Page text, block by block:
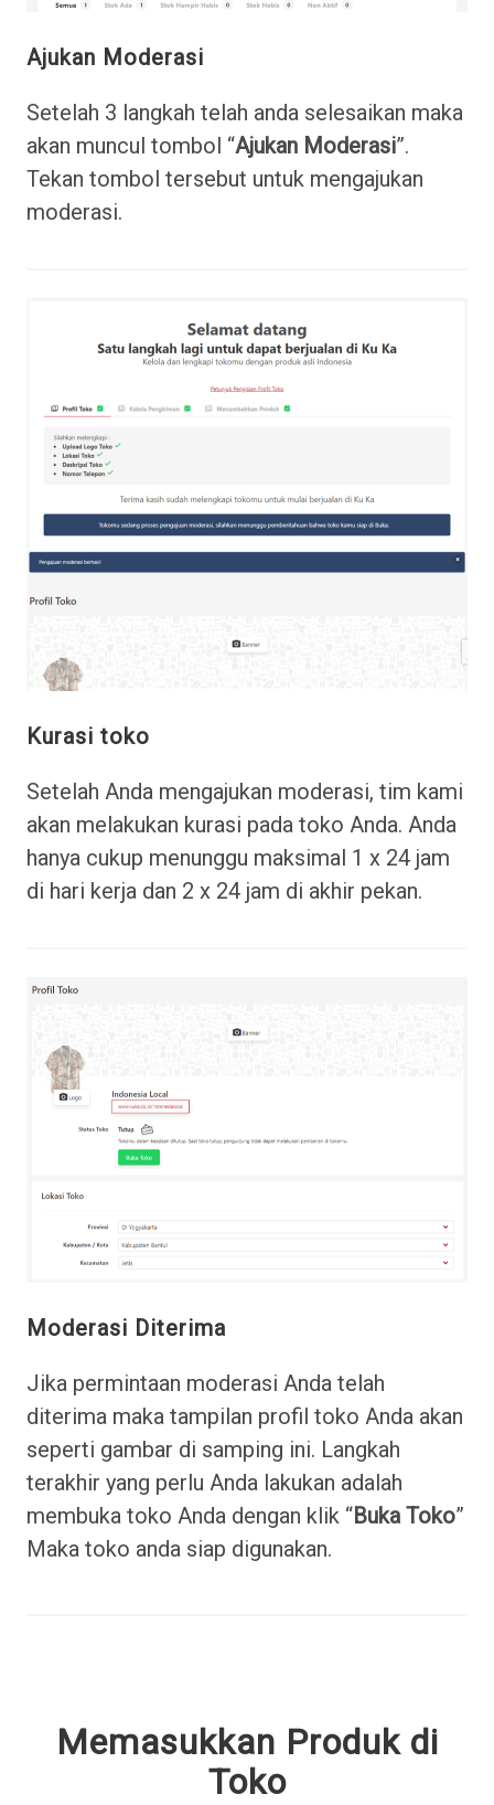
Ajukan Moderasi
Setelah 3 langkah telah anda selesaikan maka
akan muncul tombol “Ajukan Moderasi”.
Tekan tombol tersebut untuk mengajukan
moderasi.
Kurasi toko
Setelah Anda mengajukan moderasi, tim kami
akan melakukan kurasi pada toko Anda. Anda
hanya cukup menunggu maksimal 1 x 24 jam
di hari kerja dan 2 x 24 jam di akhir pekan.
Moderasi Diterima
Jika permintaan moderasi Anda telah
diterima maka tampilan profil toko Anda akan
seperti gambar di samping ini. Langkah
terakhir yang perlu Anda lakukan adalah
membuka toko Anda dengan klik “Buka Toko”
Maka toko anda siap digunakan.
Memasukkan Produk di
Toko